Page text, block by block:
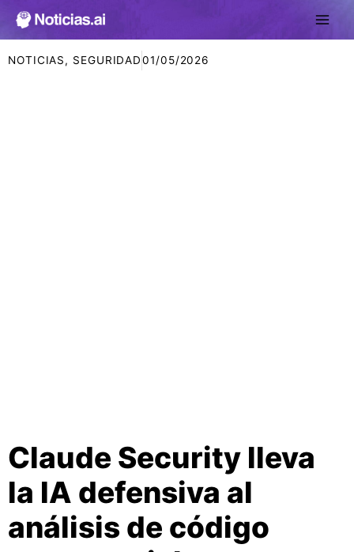
NOTICIAS, SEGURIDAD01/05/2026
Claude Security lleva
la IA defensiva al
análisis de código